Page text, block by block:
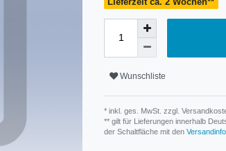
Wunschliste
* inkl. ges. MwSt. zzgl.
** gilt für Lieferungen innerhalb
der Schaltfläche mit den